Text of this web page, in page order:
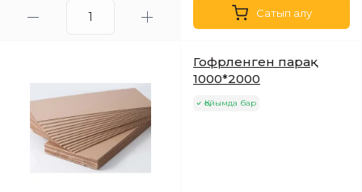
Сатып алу
Гофрленген парақ
1000*2000
Қойымда бар